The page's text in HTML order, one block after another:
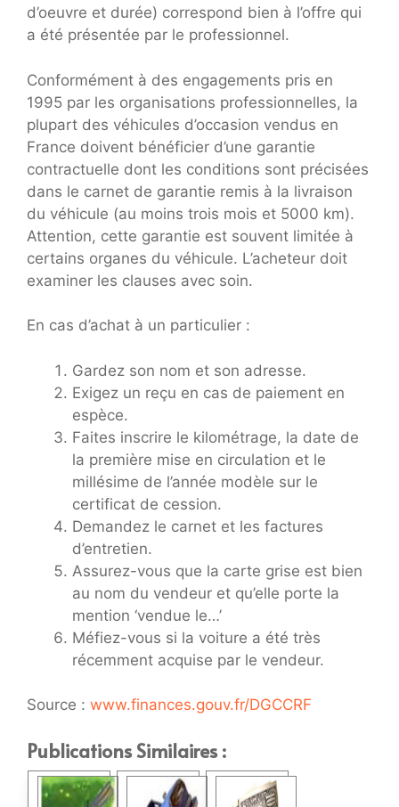
d’oeuvre et durée) correspond bien à l’offre qui
a été présentée par le professionnel.
Conformément à des engagements pris en
1995 par les organisations professionnelles, la
plupart des véhicules d’occasion vendus en
France doivent bénéficier d’une garantie
contractuelle dont les conditions sont précisées
dans le carnet de garantie remis à la livraison
du véhicule (au moins trois mois et 5000 km).
Attention, cette garantie est souvent limitée à
certains organes du véhicule. L’acheteur doit
examiner les clauses avec soin.
En cas d’achat à un particulier :
Gardez son nom et son adresse.
Exigez un reçu en cas de paiement en
espèce.
Faites inscrire le kilométrage, la date de
la première mise en circulation et le
millésime de l’année modèle sur le
certificat de cession.
Demandez le carnet et les factures
d’entretien.
Assurez-vous que la carte grise est bien
au nom du vendeur et qu’elle porte la
mention ‘vendue le…’
Méfiez-vous si la voiture a été très
récemment acquise par le vendeur.
Source : www.finances.gouv.fr/DGCCRF
Publications Similaires :